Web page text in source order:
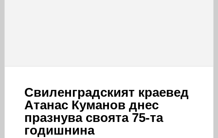
Свиленградският краевед
Атанас Куманов днес
празнува своята 75-та
годишнина